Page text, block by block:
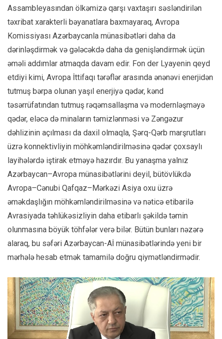
Assambleyasından ölkəmizə qarşı vaxtaşırı səsləndirilən
təxribat xarakterli bəyanatlara baxmayaraq, Avropa
Komissiyası Azərbaycanla münasibətləri daha da
dərinləşdirmək və gələcəkdə daha da genişləndirmək üçün
əməli addımlar atmaqda davam edir. Fon der Lyayenin qeyd
etdiyi kimi, Avropa İttifaqı tərəflər arasında ənənəvi enerjidən
tutmuş bərpa olunan yaşıl enerjiyə qədər, kənd
təsərrüfatından tutmuş rəqəmsallaşma və modernləşməyə
qədər, eləcə də minaların təmizlənməsi və Zəngəzur
dəhlizinin açılması da daxil olmaqla, Şərq-Qərb marşrutları
üzrə konnektivliyin möhkəmləndirilməsinə qədər çoxsaylı
layihələrdə iştirak etməyə hazırdır. Bu yanaşma yalnız
Azərbaycan–Avropa münasibətlərini deyil, bütövlükdə
Avropa–Cənubi Qafqaz–Mərkəzi Asiya oxu üzrə
əməkdaşlığın möhkəmləndirilməsinə və nəticə etibarilə
Avrasiyada təhlükəsizliyin daha etibarlı şəkildə təmin
olunmasına böyük töhfələr verə bilər. Bütün bunları nəzərə
alaraq, bu səfəri Azərbaycan-Aİ münasibətlərində yeni bir
mərhələ hesab etmək tamamilə doğru qiymətləndirmədir.